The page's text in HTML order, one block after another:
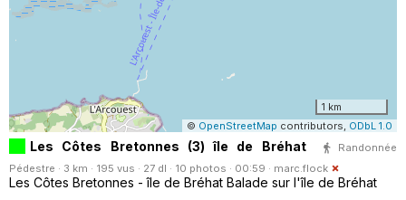
1 km
© OpenStreetMap contributors, ODbL 1.0
Les Côtes Bretonnes (3) île de Bréhat
Randonnée
Pédestre · 3 km · 195 vus · 27 dl · 10 photos · 00:59 · marc.flock
Les Côtes Bretonnes - île de Bréhat Balade sur l'île de Bréhat